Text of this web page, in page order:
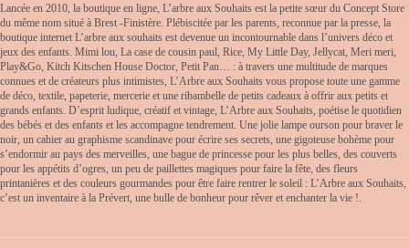
Lancée en 2010, la boutique en ligne, L’arbre aux Souhaits est la petite sœur du Concept Store
du même nom situé à Brest -Finistère. Plébiscitée par les parents, reconnue par la presse, la
boutique internet L’arbre aux souhaits est devenue un incontournable dans l’univers déco et
jeux des enfants. Mimi lou, La case de cousin paul, Rice, My Little Day, Jellycat, Meri meri,
Play&Go, Kitch Kitschen House Doctor, Petit Pan… : à travers une multitude de marques
connues et de créateurs plus intimistes, L’Arbre aux Souhaits vous propose toute une gamme
de déco, textile, papeterie, mercerie et une ribambelle de petits cadeaux à offrir aux petits et
grands enfants. D’esprit ludique, créatif et vintage, L’Arbre aux Souhaits, poétise le quotidien
des bébés et des enfants et les accompagne tendrement. Une jolie lampe ourson pour braver le
noir, un cahier au graphisme scandinave pour écrire ses secrets, une gigoteuse bohème pour
s’endormir au pays des merveilles, une bague de princesse pour les plus belles, des couverts
pour les appétits d’ogres, un peu de paillettes magiques pour faire la fête, des fleurs
printanières et des couleurs gourmandes pour être faire rentrer le soleil : L’Arbre aux Souhaits,
c’est un inventaire à la Prévert, une bulle de bonheur pour rêver et enchanter la vie !.